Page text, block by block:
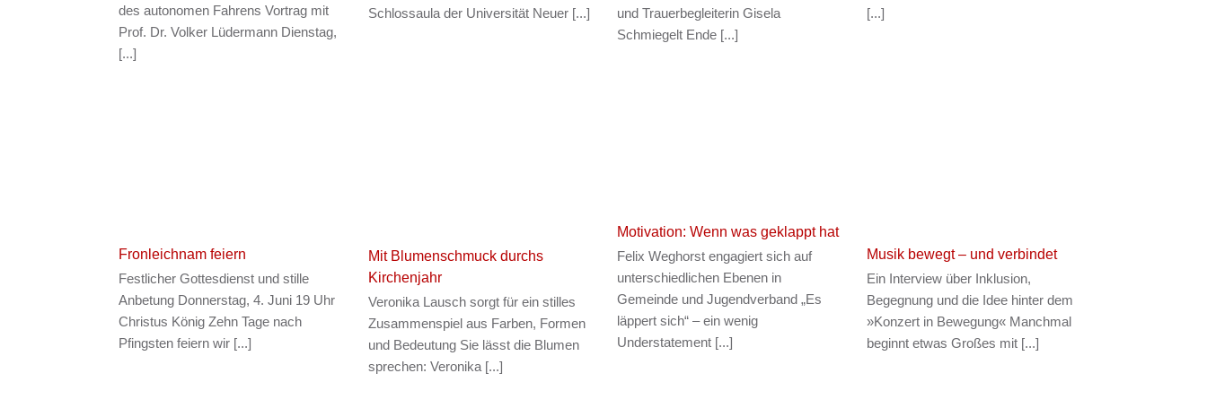
des autonomen Fahrens Vortrag mit
Prof. Dr. Volker Lüdermann Dienstag,
[...]
Schlossaula der Universität Neuer [...]
und Trauerbegleiterin Gisela
Schmiegelt Ende [...]
[...]
Fronleichnam feiern
Festlicher Gottesdienst und stille
Anbetung Donnerstag, 4. Juni 19 Uhr
Christus König Zehn Tage nach
Pfingsten feiern wir [...]
Mit Blumenschmuck durchs
Kirchenjahr
Veronika Lausch sorgt für ein stilles
Zusammenspiel aus Farben, Formen
und Bedeutung Sie lässt die Blumen
sprechen: Veronika [...]
Motivation: Wenn was geklappt hat
Felix Weghorst engagiert sich auf
unterschiedlichen Ebenen in
Gemeinde und Jugendverband „Es
läppert sich“ – ein wenig
Understatement [...]
Musik bewegt – und verbindet
Ein Interview über Inklusion,
Begegnung und die Idee hinter dem
»Konzert in Bewegung« Manchmal
beginnt etwas Großes mit [...]